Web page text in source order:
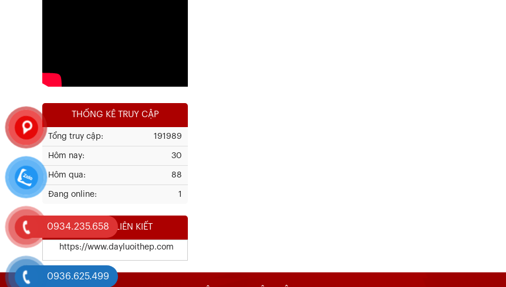
Kết Quả Thử Nghiệm Lưới Tô Tường
Xem chi tiết
THỐNG KÊ TRUY CẬP
191989
Tổng truy cập:
30
Hôm nay:
88
Hôm qua:
1
Đang online:
WEBSITE LIÊN KIẾT
https://www.dayluoithep.com
0934.235.658
0936.625.499